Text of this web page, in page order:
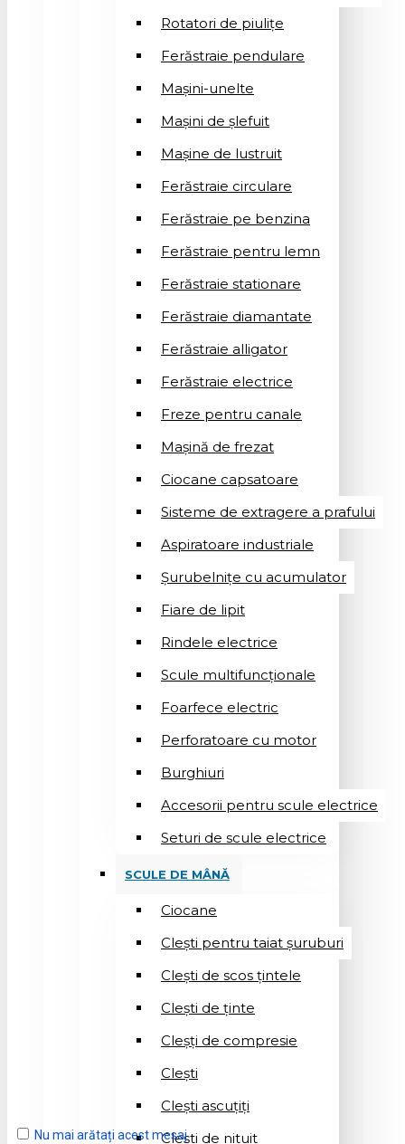
Rotatori de piuliţe
Ferăstraie pendulare
Mașini-unelte
Mașini de șlefuit
Mașinе de lustruit
Ferăstraie circulare
Ferăstraie pe benzina
Ferăstraie pentru lemn
Ferăstraie stationare
Ferăstraie diamantate
Ferăstraie alligator
Ferăstraie electrice
Freze pentru canale
Mașină de frezat
Ciocane capsatoare
Sisteme de extragere a prafului
Aspiratoare industriale
Șurubelnițe cu acumulator
Fiare de lipit
Rindele electrice
Scule multifuncționale
Foarfece electric
Perforatoare cu motor
Burghiuri
Accesorii pentru scule electrice
Seturi de scule electrice
SCULE DE MÂNĂ
Ciocane
Cleşti pentru taiat șuruburi
Clești de scos țintele
Clești de ținte
Cleșți de compresie
Cleşti
Clești ascuțiți
Cleşti de nituit
Nu mai arătați acest mesaj